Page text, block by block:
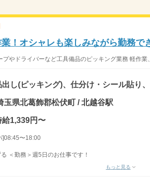
！オシャレも楽しみながら勤務で
プやドライバーなど工具備品のピッキング業務 軽作
出し(ピッキング)、仕分け・シール貼り
玉県北葛飾郡松伏町 / 北越谷駅
給1,339円〜
]08:45〜18:00
＜勤務＞週5日のお仕事です！
もっと見る